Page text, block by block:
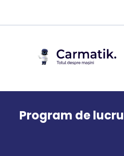
Program de lucru